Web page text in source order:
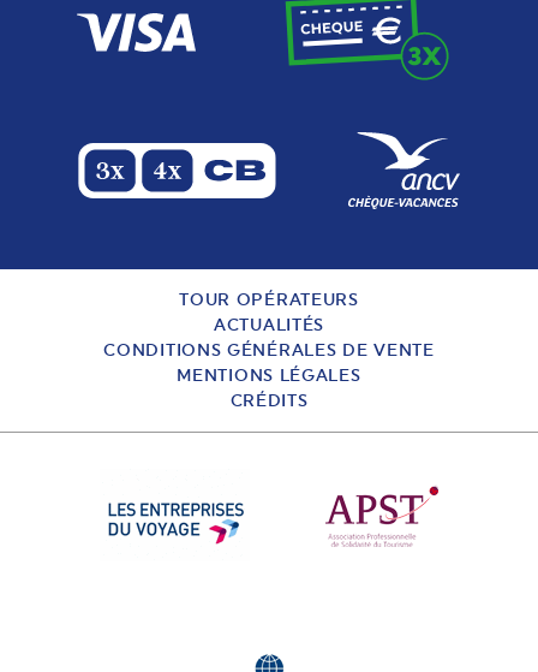
TOUR OPÉRATEURS
ACTUALITÉS
CONDITIONS GÉNÉRALES DE VENTE
MENTIONS LÉGALES
CRÉDITS